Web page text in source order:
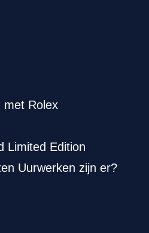
met Rolex
Limited Edition
Uurwerken zijn er?